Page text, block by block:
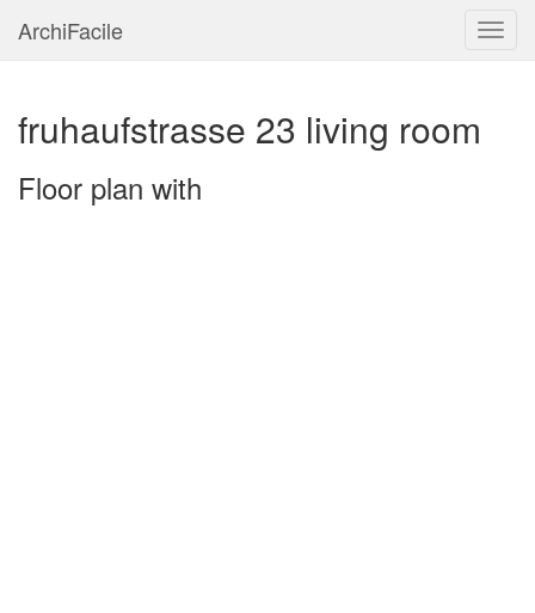
ArchiFacile
fruhaufstrasse 23 living room
Floor plan with